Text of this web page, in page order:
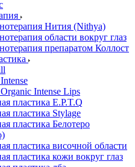
Нития (Nithya)
области вокруг глаз
препаратом Коллост
Intense Lips
пластика E.P.T.Q
пластика Stylage
пластика Белотеро
пластика височной области
пластика кожи вокруг глаз